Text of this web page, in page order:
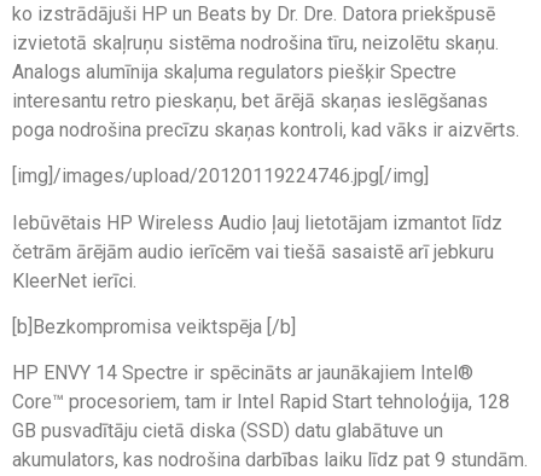
ko izstrādājuši HP un Beats by Dr. Dre. Datora priekšpusē
izvietotā skaļruņu sistēma nodrošina tīru, neizolētu skaņu.
Analogs alumīnija skaļuma regulators piešķir Spectre
interesantu retro pieskaņu, bet ārējā skaņas ieslēgšanas
poga nodrošina precīzu skaņas kontroli, kad vāks ir aizvērts.
[img]/images/upload/20120119224746.jpg[/img]
Iebūvētais HP Wireless Audio ļauj lietotājam izmantot līdz
četrām ārējām audio ierīcēm vai tiešā sasaistē arī jebkuru
KleerNet ierīci.
[b]Bezkompromisa veiktspēja [/b]
HP ENVY 14 Spectre ir spēcināts ar jaunākajiem Intel®
Core™ procesoriem, tam ir Intel Rapid Start tehnoloģija, 128
GB pusvadītāju cietā diska (SSD) datu glabātuve un
akumulators, kas nodrošina darbības laiku līdz pat 9 stundām.